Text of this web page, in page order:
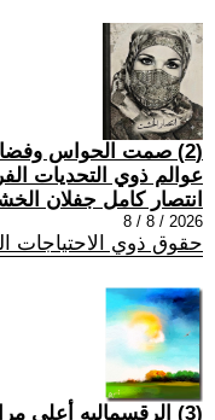
(2) صمت الحواس
عوالم ذوي التحديات
انتصار كامل جفلان
2026 / 8 / 8
حقوق ذوي الاحتياجات
(3) الرقسماليه أعلى مراحل الأمبرياليه... ج١١